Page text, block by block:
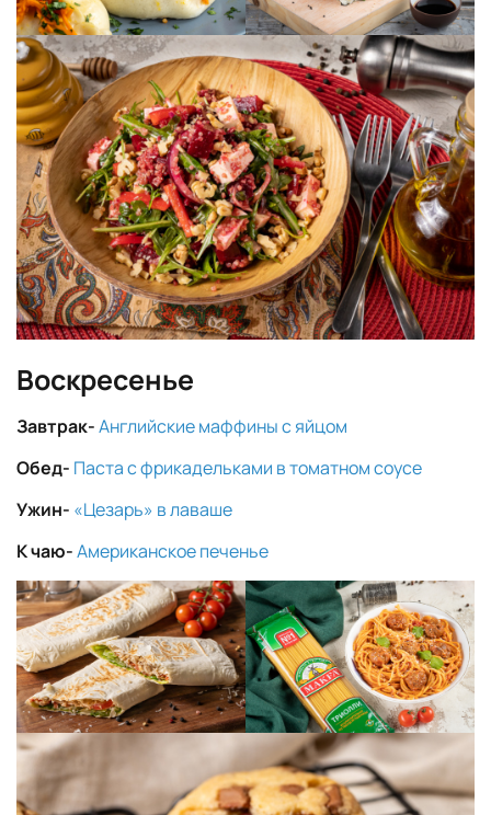
Воскресенье
Завтрак-Английские маффины с яйцом
Обед- Паста с фрикадельками в томатном соусе
Ужин- «Цезарь» в лаваше
К чаю-Американское печенье